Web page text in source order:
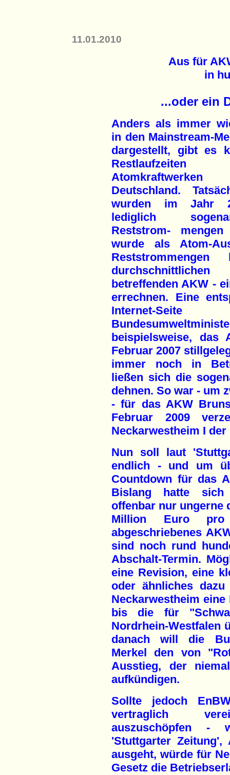
11.01.2010
Aus für
in
...oder ein
Anders als immer
in den Mainstream-
dargestellt, gibt es
Restlaufzeiten
Deutschland.
wurden im Jahr
lediglich
Reststrom-
wurde als Atom-
betreffenden AKW -
errechnen. Eine
Internet-
beispielsweise,
Februar 2007
immer noch in
ließen sich die
dehnen. So war - um
- für das AKW
Februar 2009
Neckarwestheim I der
Nun soll laut
endlich - und um
Countdown für das
Bislang hatte sich
offenbar nur ungerne
Million Euro
abgeschriebenes
sind noch rund
Abschalt-Termin.
eine Revision, eine
oder ähnliches
Neckarwestheim
bis die für
Nordrhein-Westfalen
danach will die
Merkel den von
Ausstieg, der
aufkündigen.
Sollte jedoch
vertraglich
auszuschöpfen -
'Stuttgarter Zeitung',
ausgeht, würde für
Gesetz die